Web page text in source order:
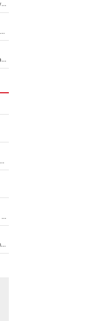
EXCLU - Mercato - PSG : Bradley Barcola trop cher pour Liverpool
PSG - Bradley Barcola à Liverpool, la fake news : Le feuilleton continue !
Akliouche, Mika Godts... La semaine à 100M€ du PSG qui fait basculer le mercato du PSG !
«Détester à vie», Stéphane Guy dans une embrouille à cause du PSG !
Mercato - OM - «Dès que je prends un club, je t’appellerai» : La promesse de Marcelino au moment de claquer la porte
Victime de racisme contre Murray, Kyrgios pousse un énorme coup de gueule !